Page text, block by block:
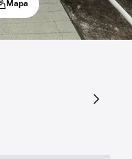
Mapa